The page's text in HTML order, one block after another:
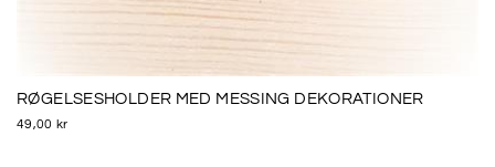
RØGELSESHOLDER MED MESSING DEKORATIONER
49,00 kr